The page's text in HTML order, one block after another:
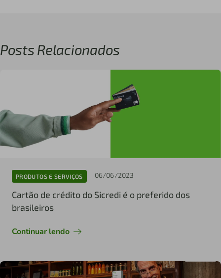
Posts Relacionados
PRODUTOS E SERVIÇOS 06/06/2023
Cartão de crédito do Sicredi é o preferido dos
brasileiros
Continuar lendo